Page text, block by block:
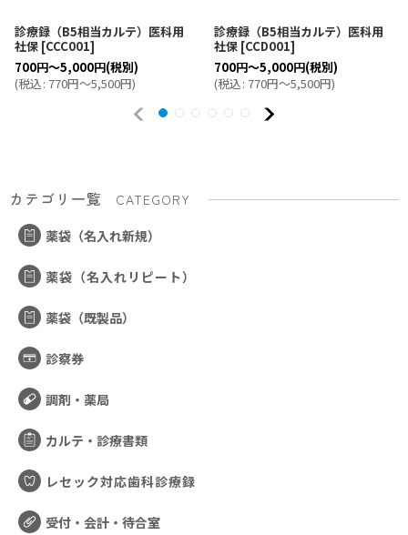
診療録（B5相当カルテ）医科用
社保 [CCC001]
700円～5,000円(税別)
(税込: 770円～5,500円)
診療録（B5相当カルテ）医科用
社保 [CCD001]
700円～5,000円(税別)
(税込: 770円～5,500円)
カテゴリ一覧
CATEGORY
薬袋（名入れ新規）
薬袋（名入れリピート）
薬袋（既製品）
診察券
調剤・薬局
カルテ・診療書類
レセック対応歯科診療録
受付・会計・待合室